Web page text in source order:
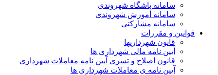
سامانه باشگاه شهروندی
سامانه آموزش شهروندی
سامانه مشارکتی
قوانین و مقررات
قانون شهرداریها
آیین نامه مالی شهرداری ها
قانون اصلاح و تسری آیین نامه معاملات شهرداری
آیین نامه ی معاملات شهرداری ها